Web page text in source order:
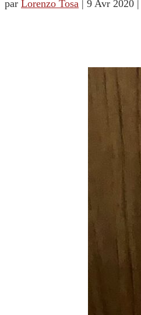
par Lorenzo Tosa | 9 Avr 2020 |